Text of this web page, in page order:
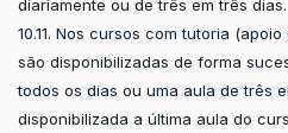
diariamente ou de três em três dias.
10.11. Nos cursos com tutoria
são disponibilizadas de forma
todos os dias ou uma aula de três
disponibilizada a última aula do